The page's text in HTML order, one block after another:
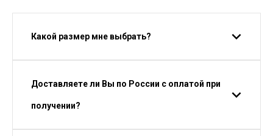
Какой размер мне выбрать?
Доставляете ли Вы по России с оплатой при
получении?